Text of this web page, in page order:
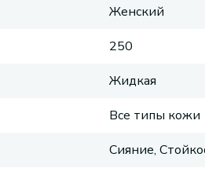
Женский
250
Жидкая
Все типы кожи
Сияние,